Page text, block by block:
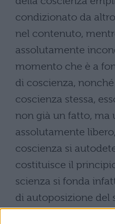
condizionato da
nel contenuto,
assolutamente
momento che è a
di coscienza,
coscienza stessa,
non già un fatto, ma
assolutamente
coscienza si
costituisce il
scienza si fonda
di autoposizione del